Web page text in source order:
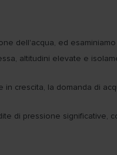
dell'acqua, ed
altitudini elevate e
crescita, la domanda di
di pressione significative,